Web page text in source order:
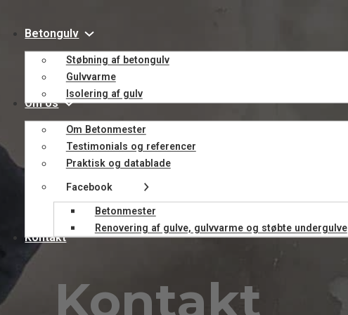
Betongulv
Støbning af betongulv
Gulvvarme
Isolering af gulv
Om os
Om Betonmester
Testimonials og referencer
Praktisk og datablade
Facebook
Betonmester
Renovering af gulve, gulvvarme og støbte undergulve
Kontakt
Kontakt